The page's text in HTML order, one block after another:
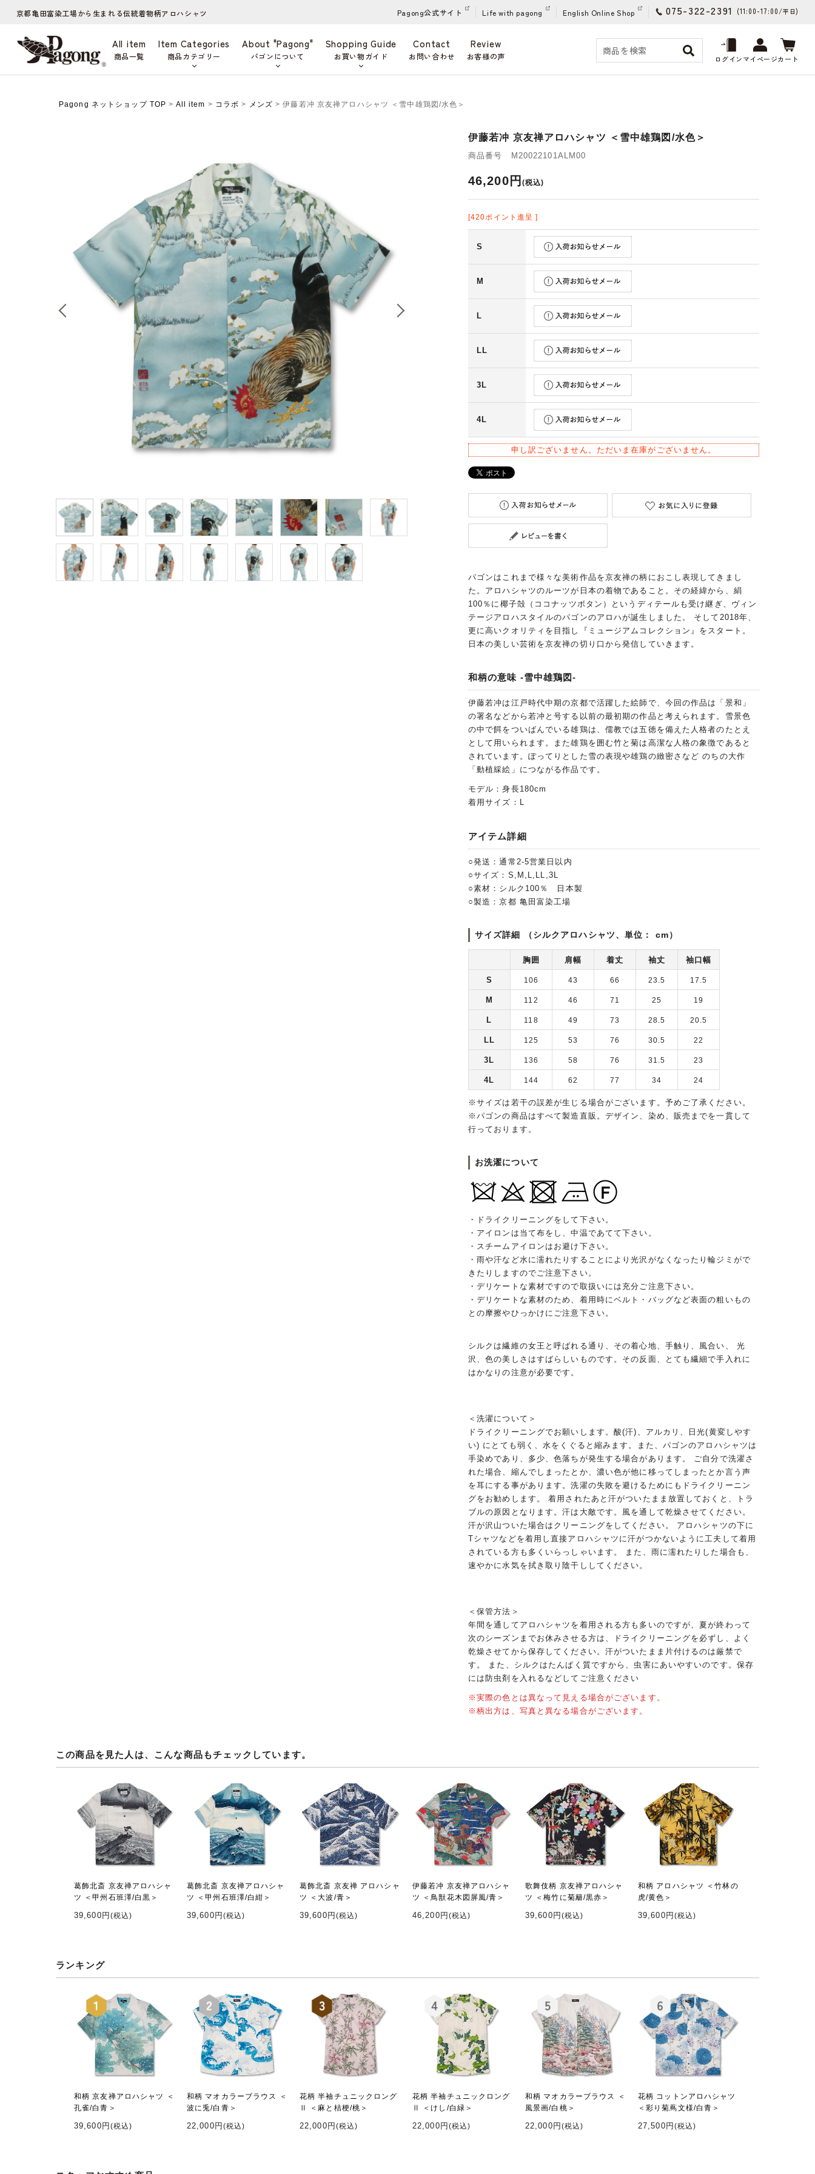
京都亀田富染工場から生まれる伝統着物柄アロハシャツ Pagong公式サイト Life with pagong English Online Shop 075-322-2391 (11:00-17:00/平日)
All item
商品一覧
Item Categories
商品カテゴリー
About "Pagong"
パゴンについて
Shopping Guide
お買い物ガイド
Contact
お問い合わせ
Review
お客様の声 ログインマイページカート
Pagong ネットショップ TOP > All item > コラボ > メンズ > 伊藤若冲 京友禅アロハシャツ ＜雪中雄鶏図/水色＞
伊藤若冲 京友禅アロハシャツ ＜雪中雄鶏図/水色＞
商品番号 M20022101ALM00
46,200円 (税込)
[420ポイント進呈 ]
S
M
L
LL
3L
4L
申し訳ございません。ただいま在庫がございません。
パゴンはこれまで様々な美術作品を京友禅の柄におこし表現してきまし
た。アロハシャツのルーツが日本の着物であること。その経緯から、絹
100％に椰子殻（ココナッツボタン）というディテールも受け継ぎ、ヴィン
テージアロハスタイルのパゴンのアロハが誕生しました。 そして2018年、
更に高いクオリティを目指し『ミュージアムコレクション』をスタート。
日本の美しい芸術を京友禅の切り口から発信していきます。
和柄の意味 -雪中雄鶏図-
伊藤若冲は江戸時代中期の京都で活躍した絵師で、今回の作品は「景和」
の署名などから若冲と号する以前の最初期の作品と考えられます。雪景色
の中で餌をついばんでいる雄鶏は、儒教では五徳を備えた人格者のたとえ
として用いられます。また雄鶏を囲む竹と菊は高潔な人格の象徴であると
されています。ぽってりとした雪の表現や雄鶏の緻密さなど のちの大作
「動植綵絵」につながる作品です。
モデル：身長180cm
着用サイズ：L
アイテム詳細
○発送：通常2-5営業日以内
○サイズ：S,M,L,LL,3L
○素材：シルク100％ 日本製
○製造：京都 亀田富染工場
サイズ詳細 （シルクアロハシャツ、単位： cm）
胸囲 肩幅 着丈 袖丈 袖口幅
S 106 43 66 23.5 17.5
M 112 46 71 25 19
L 118 49 73 28.5 20.5
LL 125 53 76 30.5 22
3L 136 58 76 31.5 23
4L 144 62 77 34 24
※サイズは若干の誤差が生じる場合がございます。予めご了承ください。
※パゴンの商品はすべて製造直販。デザイン、染め、販売までを一貫して
行っております。
お洗濯について
・ドライクリーニングをして下さい。
・アイロンは当て布をし、中温であてて下さい。
・スチームアイロンはお避け下さい。
・雨や汗など水に濡れたりすることにより光沢がなくなったり輪ジミがで
きたりしますのでご注意下さい。
・デリケートな素材ですので取扱いには充分ご注意下さい。
・デリケートな素材のため、着用時にベルト・バッグなど表面の粗いもの
との摩擦やひっかけにご注意下さい。
シルクは繊維の女王と呼ばれる通り、その着心地、手触り、風合い、 光
沢、色の美しさはすばらしいものです。その反面、とても繊細で手入れに
はかなりの注意が必要です。
＜洗濯について＞
ドライクリーニングでお願いします。酸(汗)、アルカリ、日光(黄変しやす
い) にとても弱く、水をくぐると縮みます。また、パゴンのアロハシャツは
手染めであり、多少、色落ちが発生する場合があります。 ご自分で洗濯さ
れた場合、縮んでしまったとか、濃い色が他に移ってしまったとか言う声
を耳にする事があります。洗濯の失敗を避けるためにもドライクリーニン
グをお勧めします。 着用されたあと汗がついたまま放置しておくと、トラ
ブルの原因となります。汗は大敵です。風を通して乾燥させてください。
汗が沢山ついた場合はクリーニングをしてください。 アロハシャツの下に
Tシャツなどを着用し直接アロハシャツに汗がつかないように工夫して着用
されている方も多くいらっしゃいます。 また、雨に濡れたりした場合も、
速やかに水気を拭き取り陰干ししてください。
＜保管方法＞
年間を通してアロハシャツを着用される方も多いのですが、夏が終わって
次のシーズンまでお休みさせる方は、ドライクリーニングを必ずし、よく
乾燥させてから保存してください。汗がついたまま片付けるのは厳禁で
す。 また、シルクはたんぱく質ですから、虫害にあいやすいのです。保存
には防虫剤を入れるなどしてご注意ください
※実際の色とは異なって見える場合がございます。
※柄出方は、写真と異なる場合がございます。
この商品を見た人は、こんな商品もチェックしています。
葛飾北斎 京友禅アロハシャ
ツ ＜甲州石班澤/白黒＞
39,600円 (税込)
葛飾北斎 京友禅アロハシャ
ツ ＜甲州石班澤/白紺＞
39,600円 (税込)
葛飾北斎 京友禅 アロハシャ
ツ ＜大波/青＞
39,600円 (税込)
伊藤若冲 京友禅アロハシャ
ツ ＜鳥獣花木図屏風/青＞
46,200円 (税込)
歌舞伎柄 京友禅アロハシャ
ツ ＜梅竹に菊籬/黒赤＞
39,600円 (税込)
和柄 アロハシャツ ＜竹林の
虎/黄色＞
39,600円 (税込)
ランキング
和柄 京友禅アロハシャツ ＜
孔雀/白青＞
39,600円 (税込)
和柄 マオカラーブラウス ＜
波に兎/白青＞
22,000円 (税込)
花柄 半袖チュニックロング
Ⅱ ＜麻と桔梗/桃＞
22,000円 (税込)
花柄 半袖チュニックロング
Ⅱ ＜けし/白緑＞
22,000円 (税込)
和柄 マオカラーブラウス ＜
風景画/白桃＞
22,000円 (税込)
花柄 コットンアロハシャツ
＜彩り菊蔦文様/白青＞
27,500円 (税込)